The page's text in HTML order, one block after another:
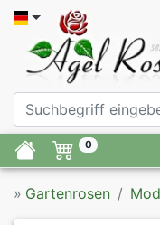
0
» Gartenrosen